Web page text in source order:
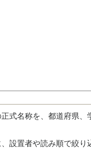
式名称を、都道府県
設置者や読み順で絞り